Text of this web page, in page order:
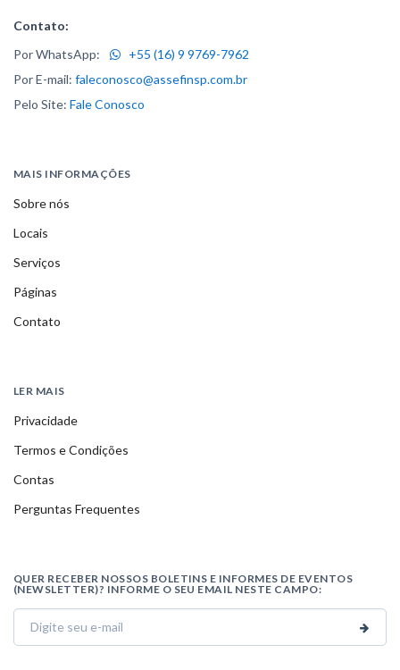
Contato:
Por WhatsApp:
+55 (16) 9 9769-7962
Por E-mail: faleconosco@assefinsp.com.br
Pelo Site: Fale Conosco
MAIS INFORMAÇÕES
Sobre nós
Locais
Serviços
Páginas
Contato
LER MAIS
Privacidade
Termos e Condições
Contas
Perguntas Frequentes
QUER RECEBER NOSSOS BOLETINS E INFORMES DE EVENTOS
(NEWSLETTER)? INFORME O SEU EMAIL NESTE CAMPO: